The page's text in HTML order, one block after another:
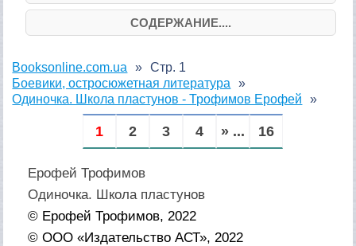
СОДЕРЖАНИЕ....
Booksonline.com.ua
Боевики, остросюжетная литература
Одиночка. Школа пластунов - Трофимов Ерофей
Стр. 1
1 2 3 4 » ... 16
Ерофей Трофимов
Одиночка. Школа пластунов
© Ерофей Трофимов, 2022
© ООО «Издательство АСТ», 2022